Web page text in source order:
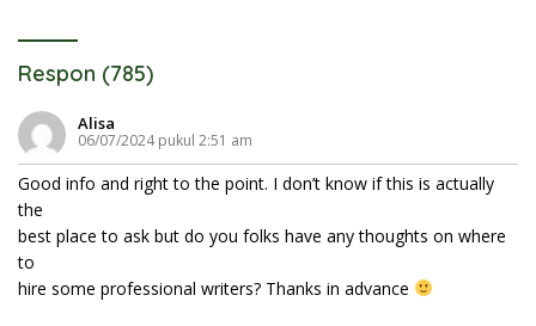
Respon (785)
Alisa
06/07/2024 pukul 2:51 am
Good info and right to the point. I don’t know if this is actually
the
best place to ask but do you folks have any thoughts on where
to
hire some professional writers? Thanks in advance